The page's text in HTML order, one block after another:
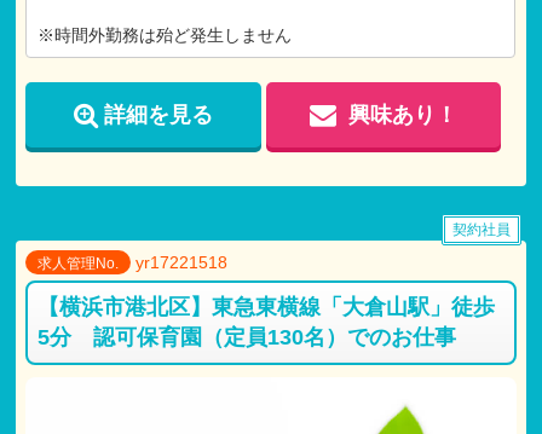
※時間外勤務は殆ど発生しません
詳細を見る 興味あり！
求人管理No. yr17221518
【横浜市港北区】東急東横線「大倉山駅」徒歩
5分 認可保育園（定員130名）でのお仕事
契約社員